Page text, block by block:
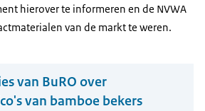
hierover te informeren en de NVWA
van de markt te weren.
van BuRO over
van bamboe bekers